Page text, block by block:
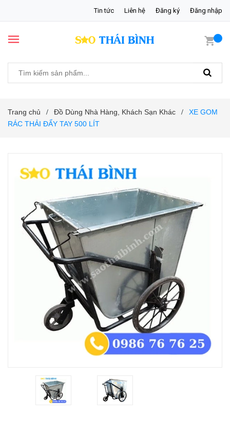
Tin tức Liên hệ Đăng ký Đăng nhập
Trang chủ / Đồ Dùng Nhà Hàng, Khách Sạn Khác /
XE GOM
RÁC THẢI ĐẨY TAY 500 LÍT